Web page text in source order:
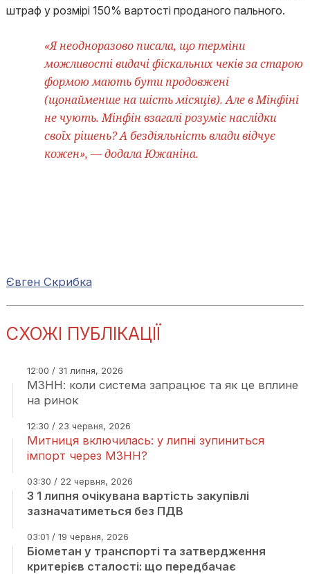
штраф у розмірі 150% вартості проданого пального.
«Я неодноразово писала, що терміни
можливості видачі фіскальних чеків за старою
формою мають бути продовжені
(щонайменше на шість місяців). Але в Мінфіні
не чують. Мінфін взагалі розуміє наслідки
своїх рішень? А бездіяльність влади відчує
кожен», — додала Южаніна.
Євген Скрибка
СХОЖІ ПУБЛІКАЦІЇ
12:00 / 31 липня, 2026
МЗНН: коли система запрацює та як це вплине
на ринок
12:30 / 23 червня, 2026
Митниця включилась: у липні зупиниться
імпорт через МЗНН?
03:30 / 22 червня, 2026
З 1 липня очікувана вартість закупівлі
зазначатиметься без ПДВ
03:01 / 19 червня, 2026
Біометан у транспорті та затвердження
критерієв сталості: що передбачає